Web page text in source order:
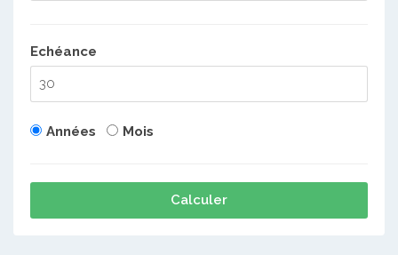
Echéance
Années Mois
Calculer